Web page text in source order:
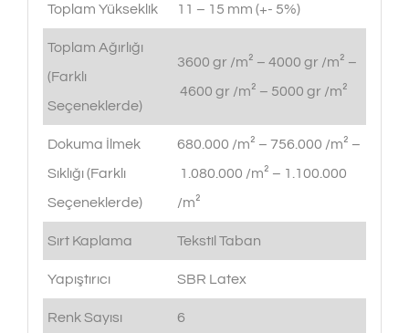
Toplam Yükseklik 11 – 15 mm (+- 5%)
Toplam Ağırlığı
(Farklı
Seçeneklerde)
3600 gr /m² – 4000 gr /m² –
4600 gr /m² – 5000 gr /m²
Dokuma İlmek
Sıklığı (Farklı
Seçeneklerde)
680.000 /m² – 756.000 /m² –
1.080.000 /m² – 1.100.000
/m²
Sırt Kaplama Tekstil Taban
Yapıştırıcı SBR Latex
Renk Sayısı 6